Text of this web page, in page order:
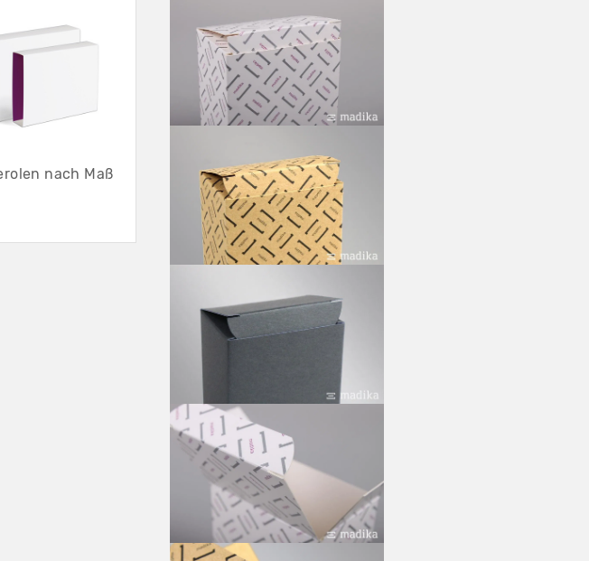
nach Maß